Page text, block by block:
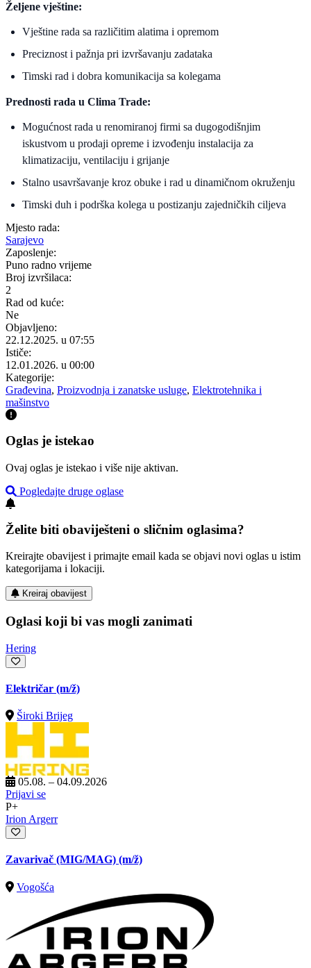
Željene vještine:
Vještine rada sa različitim alatima i opremom
Preciznost i pažnja pri izvršavanju zadataka
Timski rad i dobra komunikacija sa kolegama
Prednosti rada u Clima Trade:
Mogućnost rada u renomiranoj firmi sa dugogodišnjim
iskustvom u prodaji opreme i izvođenju instalacija za
klimatizaciju, ventilaciju i grijanje
Stalno usavršavanje kroz obuke i rad u dinamičnom okruženju
Timski duh i podrška kolega u postizanju zajedničkih ciljeva
Mjesto rada:
Sarajevo
Zaposlenje:
Puno radno vrijeme
Broj izvršilaca:
2
Rad od kuće:
Ne
Objavljeno:
22.12.2025. u 07:55
Ističe:
12.01.2026. u 00:00
Kategorije:
Građevina, Proizvodnja i zanatske usluge, Elektrotehnika i
mašinstvo
Oglas je istekao
Ovaj oglas je istekao i više nije aktivan.
Pogledajte druge oglase
Želite biti obaviješteni o sličnim oglasima?
Kreirajte obavijest i primajte email kada se objavi novi oglas u istim
kategorijama i lokaciji.
Kreiraj obavijest
Oglasi koji bi vas mogli zanimati
Hering
Električar (m/ž)
Široki Brijeg
05.08. – 04.09.2026
Prijavi se
P+
Irion Argerr
Zavarivač (MIG/MAG) (m/ž)
Vogošća